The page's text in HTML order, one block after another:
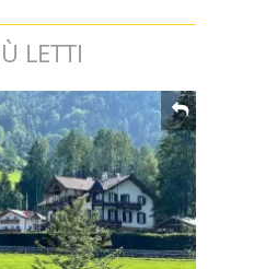
LETTI